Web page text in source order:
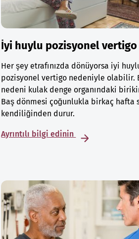
İyi huylu pozisyonel vertigo
Her şey etrafınızda dönüyorsa iyi
pozisyonel vertigo nedeniyle olabilir.
nedeni kulak denge organındaki
Baş dönmesi çoğunlukla birkaç hafta
kendiliğinden durur.
Ayrıntılı bilgi edinin